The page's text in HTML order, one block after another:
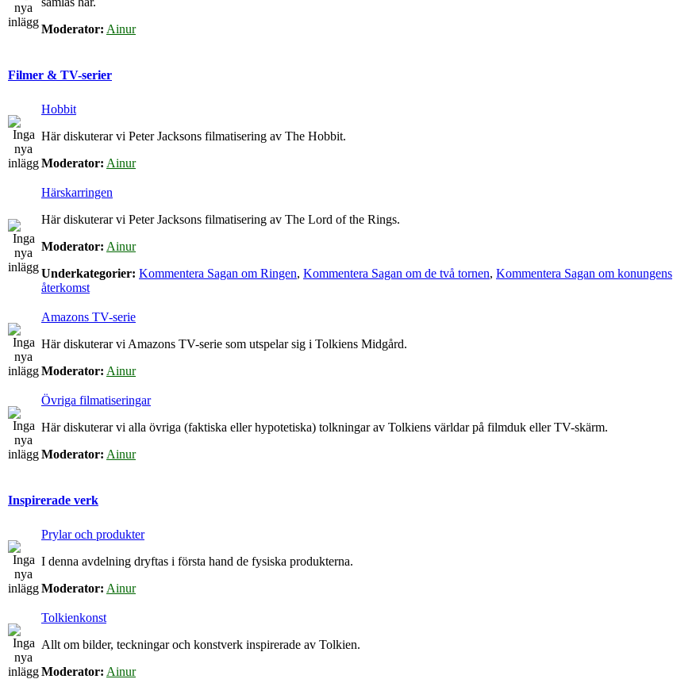
Moderator: Ainur
Filmer & TV-serier
Hobbit
Här diskuterar vi Peter Jacksons filmatisering av The Hobbit.
Moderator: Ainur
Härskarringen
Här diskuterar vi Peter Jacksons filmatisering av The Lord of the Rings.
Moderator: Ainur
Underkategorier: Kommentera Sagan om Ringen, Kommentera Sagan om de två tornen, Kommentera Sagan om konungens
återkomst
Amazons TV-serie
Här diskuterar vi Amazons TV-serie som utspelar sig i Tolkiens Midgård.
Moderator: Ainur
Övriga filmatiseringar
Här diskuterar vi alla övriga (faktiska eller hypotetiska) tolkningar av Tolkiens världar på filmduk eller TV-skärm.
Moderator: Ainur
Inspirerade verk
Prylar och produkter
I denna avdelning dryftas i första hand de fysiska produkterna.
Moderator: Ainur
Tolkienkonst
Allt om bilder, teckningar och konstverk inspirerade av Tolkien.
Moderator: Ainur